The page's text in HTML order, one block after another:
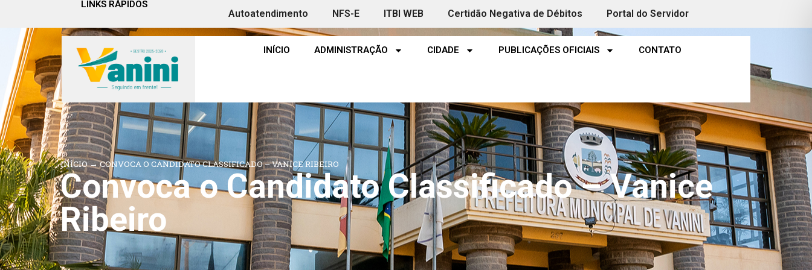
LINKS RÁPIDOS
Autoatendimento NFS-E ITBI WEB Certidão Negativa de Débitos Portal do Servidor
INÍCIO ADMINISTRAÇÃO CIDADE PUBLICAÇÕES OFICIAIS CONTATO
INÍCIO→CONVOCA O CANDIDATO CLASSIFICADO – VANICE RIBEIRO
Convoca o Candidato Classificado – Vanice
Ribeiro